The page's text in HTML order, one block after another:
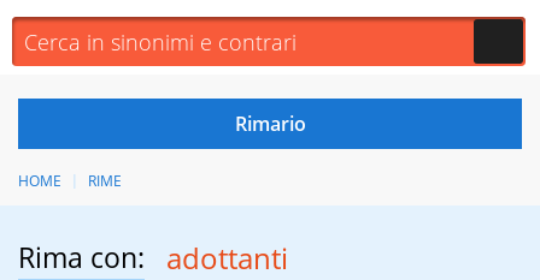
HOME RIME
Rima con: adottanti